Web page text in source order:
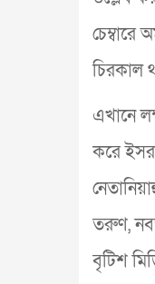
চিরকাল
এখানে
করে
তরুণ,
বৃটিশ